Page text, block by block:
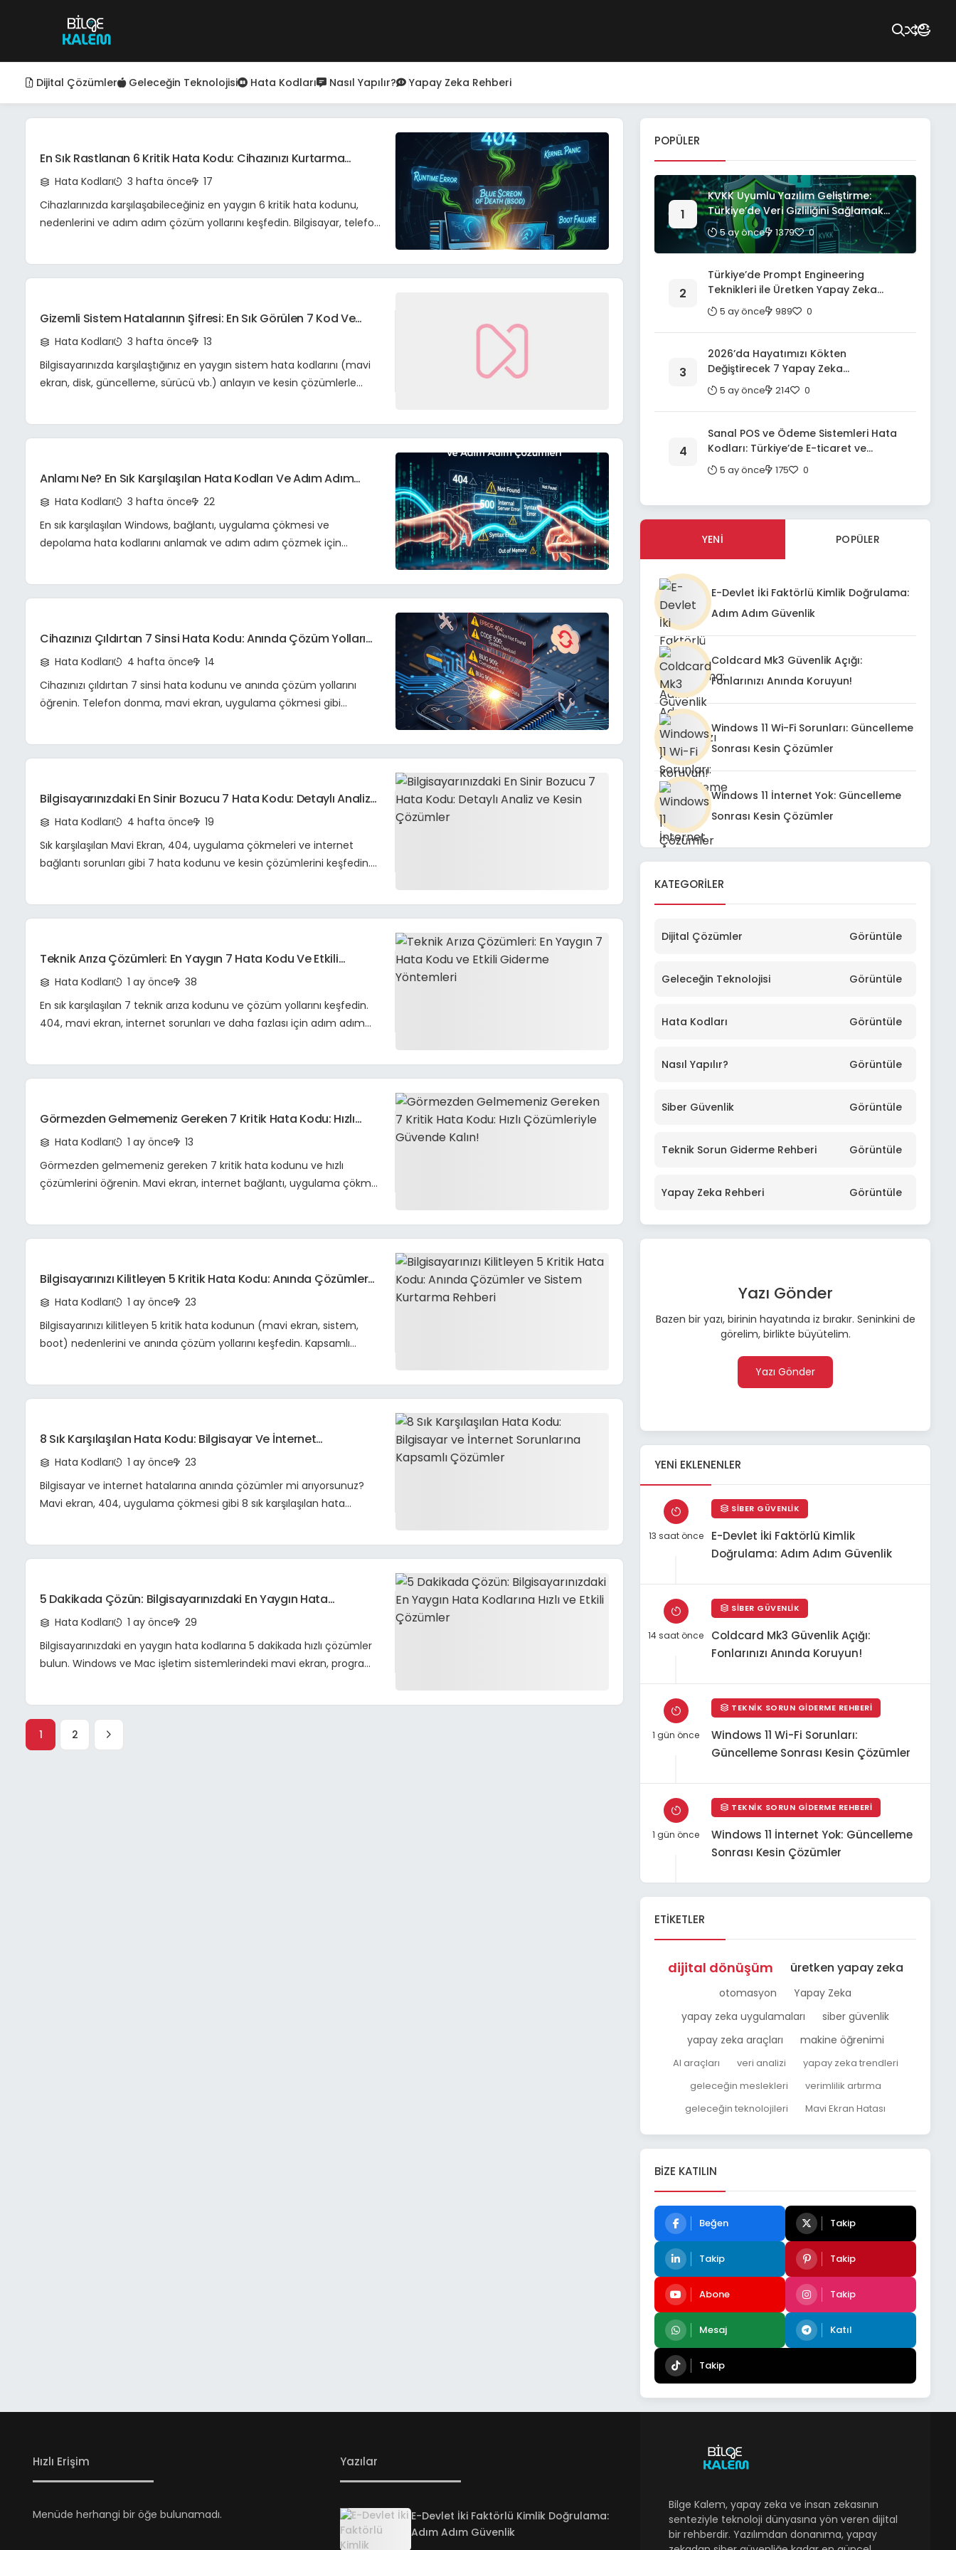
Dijital Çözümler Geleceğin Teknolojisi Hata Kodları Nasıl Yapılır? Yapay Zeka Rehberi
En Sık Rastlanan 6 Kritik Hata Kodu: Cihazınızı Kurtarma
Rehberi Ve Çözüm Yolları
Hata Kodları 3 hafta önce
17
Cihazlarınızda karşılaşabileceğiniz en yaygın 6 kritik hata kodunu,
nedenlerini ve adım adım çözüm yollarını keşfedin. Bilgisayar, telefon
Gizemli Sistem Hatalarının Şifresi: En Sık Görülen 7 Kod Ve
Kesin Çözümleri | Bilgisayar Sorunları Rehberi
Hata Kodları 3 hafta önce
13
Bilgisayarınızda karşılaştığınız en yaygın sistem hata kodlarını (mavi
ekran, disk, güncelleme, sürücü vb.) anlayın ve kesin çözümlerle
Anlamı Ne? En Sık Karşılaşılan Hata Kodları Ve Adım Adım
Çözümleri
Hata Kodları 3 hafta önce
22
En sık karşılaşılan Windows, bağlantı, uygulama çökmesi ve
depolama hata kodlarını anlamak ve adım adım çözmek için
Cihazınızı Çıldırtan 7 Sinsi Hata Kodu: Anında Çözüm Yolları
Ve Teknik Sorun Giderme Rehberi
Hata Kodları 4 hafta önce
14
Cihazınızı çıldırtan 7 sinsi hata kodunu ve anında çözüm yollarını
öğrenin. Telefon donma, mavi ekran, uygulama çökmesi gibi
Bilgisayarınızdaki En Sinir Bozucu 7 Hata Kodu: Detaylı Analiz
Ve Kesin Çözümler
Hata Kodları 4 hafta önce
19
Sık karşılaşılan Mavi Ekran, 404, uygulama çökmeleri ve internet
bağlantı sorunları gibi 7 hata kodunu ve kesin çözümlerini keşfedin.
Teknik Arıza Çözümleri: En Yaygın 7 Hata Kodu Ve Etkili
Giderme Yöntemleri
Hata Kodları 1 ay önce
38
En sık karşılaşılan 7 teknik arıza kodunu ve çözüm yollarını keşfedin.
404, mavi ekran, internet sorunları ve daha fazlası için adım adım
Görmezden Gelmemeniz Gereken 7 Kritik Hata Kodu: Hızlı
Çözümleriyle Güvende Kalın!
Hata Kodları 1 ay önce
13
Görmezden gelmemeniz gereken 7 kritik hata kodunu ve hızlı
çözümlerini öğrenin. Mavi ekran, internet bağlantı, uygulama çökme
Bilgisayarınızı Kilitleyen 5 Kritik Hata Kodu: Anında Çözümler
Ve Sistem Kurtarma Rehberi
Hata Kodları 1 ay önce
23
Bilgisayarınızı kilitleyen 5 kritik hata kodunun (mavi ekran, sistem,
boot) nedenlerini ve anında çözüm yollarını keşfedin. Kapsamlı
8 Sık Karşılaşılan Hata Kodu: Bilgisayar Ve İnternet
Sorunlarına Kapsamlı Çözümler
Hata Kodları 1 ay önce
23
Bilgisayar ve internet hatalarına anında çözümler mi arıyorsunuz?
Mavi ekran, 404, uygulama çökmesi gibi 8 sık karşılaşılan hata
5 Dakikada Çözün: Bilgisayarınızdaki En Yaygın Hata
Kodlarına Hızlı Ve Etkili Çözümler
Hata Kodları 1 ay önce
29
Bilgisayarınızdaki en yaygın hata kodlarına 5 dakikada hızlı çözümler
bulun. Windows ve Mac işletim sistemlerindeki mavi ekran, program
1 2
POPÜLER
KVKK Uyumlu Yazılım Geliştirme:
Türkiye’de Veri Gizliliğini Sağlamak
İçin Kapsamlı Bir Rehber
5 ay önce 1379 0
Türkiye’de Prompt Engineering
Teknikleri ile Üretken Yapay Zeka
Modellerinden En Yüksek Verimi Alma:
Kapsamlı Bir Rehber
5 ay önce 989 0
2026’da Hayatımızı Kökten
Değiştirecek 7 Yapay Zeka
Uygulaması: Geleceğin Teknolojileri
5 ay önce 214 0
Sanal POS ve Ödeme Sistemleri Hata
Kodları: Türkiye’de E-ticaret ve
Fintech Entegrasyonlarında Etkin
Sorun Giderme ve Kullanıcı Deneyimi
5 ay önce 175 0
YENI POPÜLER
E-Devlet İki Faktörlü Kimlik Doğrulama:
Adım Adım Güvenlik
Coldcard Mk3 Güvenlik Açığı:
Fonlarınızı Anında Koruyun!
Windows 11 Wi-Fi Sorunları: Güncelleme
Sonrası Kesin Çözümler
Windows 11 İnternet Yok: Güncelleme
Sonrası Kesin Çözümler
KATEGORILER
Dijital Çözümler Görüntüle
Geleceğin Teknolojisi Görüntüle
Hata Kodları Görüntüle
Nasıl Yapılır? Görüntüle
Siber Güvenlik Görüntüle
Teknik Sorun Giderme Rehberi Görüntüle
Yapay Zeka Rehberi Görüntüle
Yazı Gönder
Bazen bir yazı, birinin hayatında iz bırakır. Seninkini de
görelim, birlikte büyütelim.
Yazı Gönder
YENI EKLENENLER
13 saat önce
SIBER GÜVENLIK
E-Devlet İki Faktörlü Kimlik
Doğrulama: Adım Adım Güvenlik
14 saat önce
SIBER GÜVENLIK
Coldcard Mk3 Güvenlik Açığı:
Fonlarınızı Anında Koruyun!
1 gün önce
TEKNIK SORUN GIDERME REHBERI
Windows 11 Wi-Fi Sorunları:
Güncelleme Sonrası Kesin Çözümler
1 gün önce
TEKNIK SORUN GIDERME REHBERI
Windows 11 İnternet Yok: Güncelleme
Sonrası Kesin Çözümler
ETIKETLER
dijital dönüşüm üretken yapay zeka
otomasyon
Yapay Zeka
yapay zeka uygulamaları
siber güvenlik
yapay zeka araçları
makine öğrenimi
AI araçları veri analizi
yapay zeka trendleri
geleceğin meslekleri
verimlilik artırma
geleceğin teknolojileri
Mavi Ekran Hatası
BIZE KATILIN
Beğen Takip
Takip Takip
Abone Takip
Mesaj Katıl
Takip
Hızlı Erişim
Menüde herhangi bir öğe bulunamadı.
Yazılar
E-Devlet İki Faktörlü Kimlik Doğrulama:
Adım Adım Güvenlik
Bilge Kalem, yapay zeka ve insan zekasının
senteziyle teknoloji dünyasına yön veren dijital
bir rehberdir. Yazılımdan donanıma, yapay